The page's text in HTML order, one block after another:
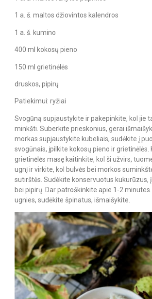
1 a. š. maltos džiovintos kalendros
1 a. š. kumino
400 ml kokosų pieno
150 ml grietinėlės
druskos, pipirų
Patiekimui: ryžiai
Svogūną supjaustykite ir pakepinkite, kol jie
minkšti. Suberkite prieskonius, gerai
morkas supjaustykite kubeliais, sudėkite į
svogūnais, įpilkite kokosų pieno ir grietinėlės.
grietinėlės masę kaitinkite, kol ši užvirs,
ugnį ir virkite, kol bulvės bei morkos
sutirštės. Sudėkite konservuotus kukurūzus,
bei pipirų. Dar patroškinkite apie 1-2
ugnies, sudėkite špinatus, išmaišykite.